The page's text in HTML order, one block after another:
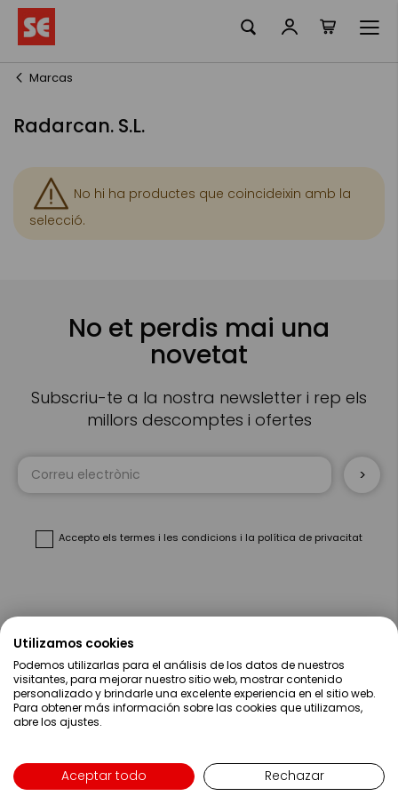
Content
Marcas
Radarcan. S.L.
No hi ha productes que coincideixin amb la
selecció.
No et perdis mai una
novetat
Subscriu-te a la nostra newsletter i rep els
millors descomptes i ofertes
Accepto els termes i les condicions i la política de privacitat
Sobre Nosaltres
Ajuda
Compres
Contacte
Utilizamos cookies
Podemos utilizarlas para el análisis de los datos de nuestros
visitantes, para mejorar nuestro sitio web, mostrar contenido
personalizado y brindarle una excelente experiencia en el sitio web.
Para obtener más información sobre las cookies que utilizamos,
abre los ajustes.
Aceptar todo Rechazar